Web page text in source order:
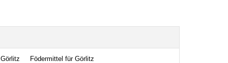
Födermittel für Görlitz